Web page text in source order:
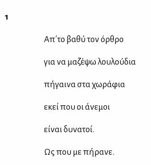
1
Απ΄το βα­θύ τον όρ­θρο
για να μα­ζέ­ψω λου­λού­δια
πή­γαι­να στα χω­ρά­φια
εκεί που οι άνε­μοι
εί­ναι δυ­να­τοί.
Ως που με πή­ρα­νε.